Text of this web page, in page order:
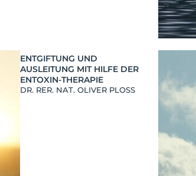
ENTGIFTUNG UND
AUSLEITUNG MIT HILFE DER
ENTOXIN-THERAPIE
DR. RER. NAT. OLIVER PLOSS